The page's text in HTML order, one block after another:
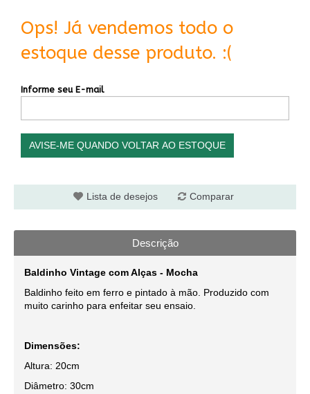
Ops! Já vendemos todo o
estoque desse produto. :(
Informe seu E-mail
AVISE-ME QUANDO VOLTAR AO ESTOQUE
Lista de desejos Comparar
Descrição
Baldinho Vintage com Alças - Mocha
Baldinho feito em ferro e pintado à mão. Produzido com
muito carinho para enfeitar seu ensaio.
Dimensões:
Altura: 20cm
Diâmetro: 30cm